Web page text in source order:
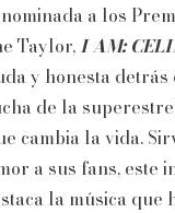
a los
Taylor,I AM:
y honesta detrás
de la
cambia la vida.
a sus fans, este
la música que